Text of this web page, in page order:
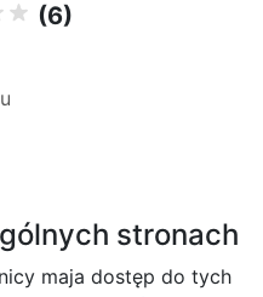
(6)
stronach
maja dostęp do tych